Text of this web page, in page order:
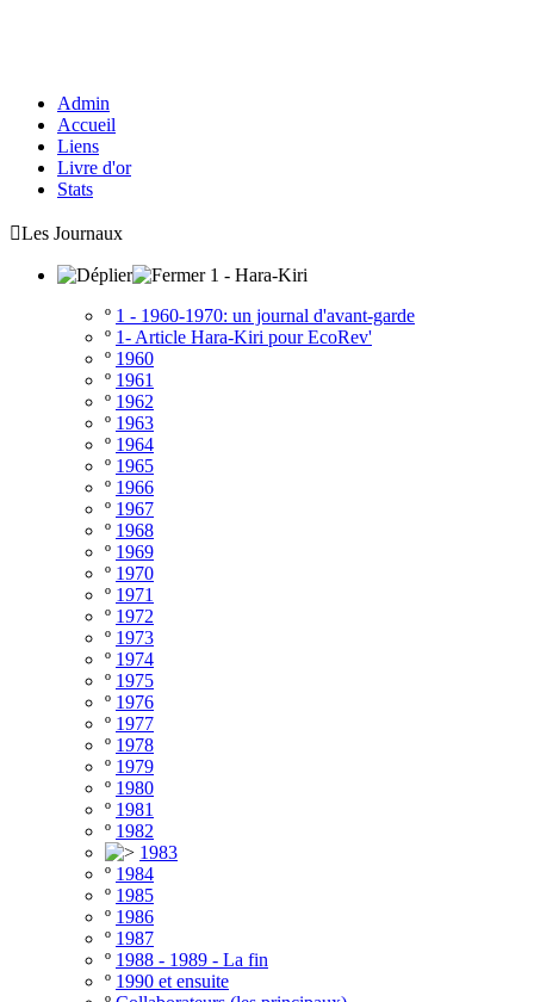
Admin
Accueil
Liens
Livre d'or
Stats
Les Journaux
1 - Hara-Kiri
º 1 - 1960-1970: un journal d'avant-garde
º 1- Article Hara-Kiri pour EcoRev'
º 1960
º 1961
º 1962
º 1963
º 1964
º 1965
º 1966
º 1967
º 1968
º 1969
º 1970
º 1971
º 1972
º 1973
º 1974
º 1975
º 1976
º 1977
º 1978
º 1979
º 1980
º 1981
º 1982
1983
º 1984
º 1985
º 1986
º 1987
º 1988 - 1989 - La fin
º 1990 et ensuite